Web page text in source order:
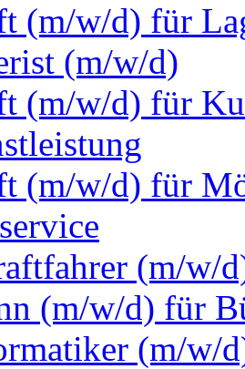
(m/w/d) für
(m/w/d)
(m/w/d) für
(m/w/d) für
(m/w/
(m/w/d) für
(m/w/